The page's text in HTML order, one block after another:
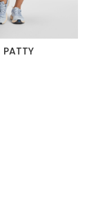
PATTY